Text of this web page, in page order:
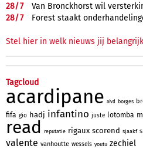
28/7
Van Bronckhorst wil
28/7 Forest staakt
Stel hier in welk nieuws jij
Tagcloud
acardipane aivd borges
fifa gio hadj infantino juste lotomba
read reputatie rigaux scorend sjaakf
valente vanhoutte wessels youtu zechiel